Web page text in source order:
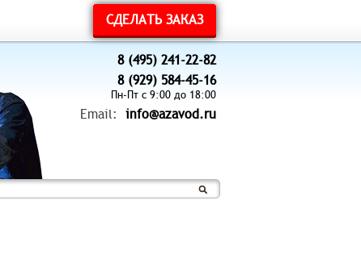
СДЕЛАТЬ ЗАКАЗ
8 (495) 241-22-82
8 (929) 584-45-16
Пн-Пт с 9:00 до 18:00
Email: info@azavod.ru